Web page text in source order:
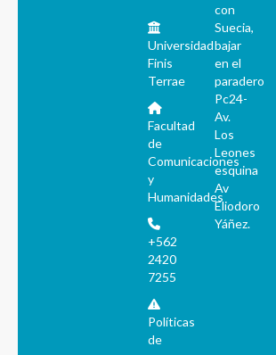
Universidad
Finis
Terrae
Facultad
de
Comunicaciones
y
Humanidades
+562
2420
7255
Políticas
de
con
Suecia,
bajar
en el
paradero
Pc24-
Av.
Los
Leones
esquina
Av
Eliodoro
Yáñez.